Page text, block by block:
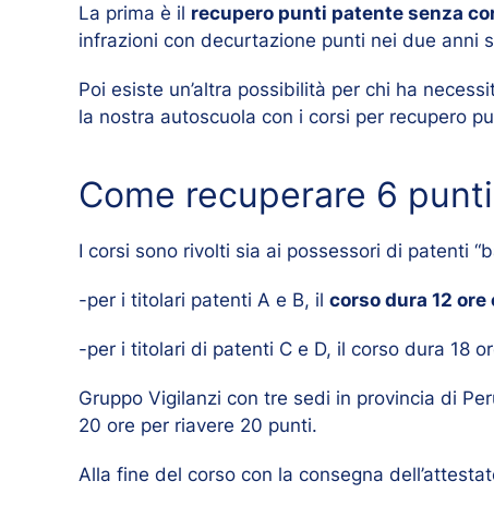
La prima è il recupero punti patente senza
infrazioni con decurtazione punti nei due anni
Poi esiste un’altra possibilità per chi ha
la nostra autoscuola con i corsi per recupero
Come recuperare 6
I corsi sono rivolti sia ai possessori di patenti
-per i titolari patenti A e B, il corso dura 12 ore
-per i titolari di patenti C e D, il corso dura 18
Gruppo Vigilanzi con tre sedi in provincia di
20 ore per riavere 20 punti.
Alla fine del corso con la consegna